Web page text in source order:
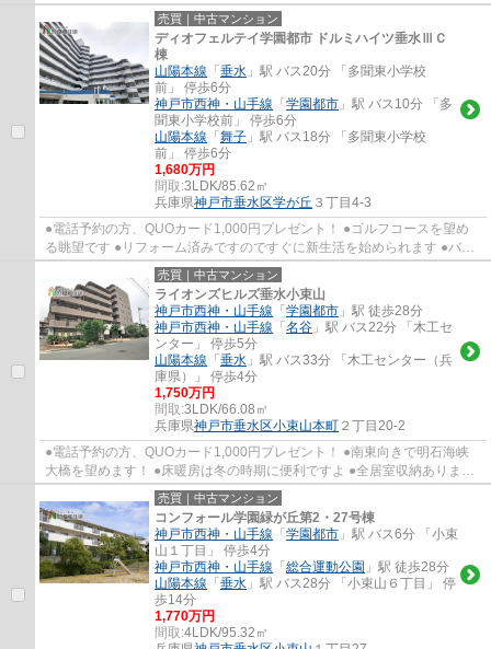
生活を送れます ●全室6帖以上で広々快適です...
売買｜中古マンション
ディオフェルテイ学園都市 ドルミハイツ垂水ⅢＣ
棟
山陽本線 「垂水 」駅 バス20分 「多聞東小学校
前」 停歩6分
神戸市西神・山手線 「学園都市 」駅 バス10分 「多
聞東小学校前」 停歩6分
山陽本線 「舞子 」駅 バス18分 「多聞東小学校
前」 停歩6分
1,680万円
間取:3LDK/85.62㎡
兵庫県神戸市垂水区学が丘 ３丁目4-3
●電話予約の方、QUOカード1,000円プレゼント！ ●ゴルフコースを望め
る眺望です ●リフォーム済みですのですぐに新生活を始められます ●バス
停からは『学園都市駅』や『垂水駅』へ利用可...
売買｜中古マンション
ライオンズヒルズ垂水小束山
神戸市西神・山手線 「学園都市 」駅 徒歩28分
神戸市西神・山手線 「名谷 」駅 バス22分 「木工セ
ンター」 停歩5分
山陽本線 「垂水 」駅 バス33分 「木工センター（兵
庫県）」 停歩4分
1,750万円
間取:3LDK/66.08㎡
兵庫県神戸市垂水区小束山本町 ２丁目20-2
●電話予約の方、QUOカード1,000円プレゼント！ ●南東向きで明石海峡
大橋を望めます！ ●床暖房は冬の時期に便利ですよ ●全居室収納あります
ので荷物もスッキリ片付きます ●小束山小学校...
売買｜中古マンション
コンフォール学園緑が丘第2・27号棟
神戸市西神・山手線 「学園都市 」駅 バス6分 「小束
山１丁目」 停歩4分
神戸市西神・山手線 「総合運動公園 」駅 徒歩28分
山陽本線 「垂水 」駅 バス28分 「小束山６丁目」 停
歩14分
1,770万円
間取:4LDK/95.32㎡